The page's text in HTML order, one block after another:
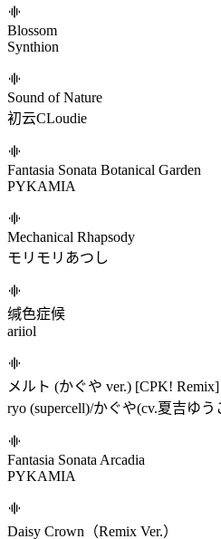
水底までは還れない
kyiku
Mandela Sound Effect [feat. Kobaryo]
Srezcat/Kobaryo
OMG!! (feat. DJ Noriken)
Yuta Imai/DJ Noriken
OVERPOWER
Yuta Imai
SEV-26
Laur
Blossom
Synthion
Sound of Nature
初云CLoudie
Fantasia Sonata Botanical Garden
PYKAMIA